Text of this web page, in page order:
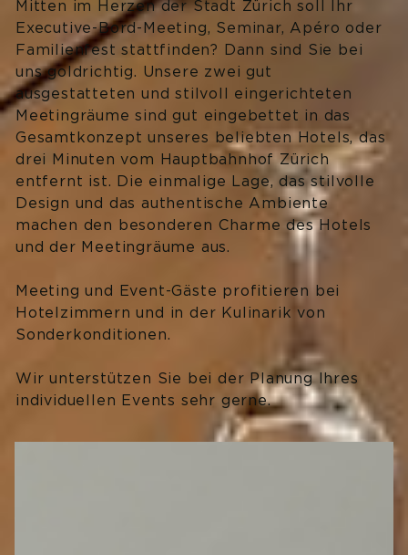
IMPRESSIONEN
Social Media
ZÜRICH ERLEBEN
Die Top 11 Sehenswürdigkeiten
Touren & Führungen
Zürich Card
GUTSCHEINE
Mitten im Herzen der Stadt Zürich soll Ihr
Executive-Bord-Meeting, Seminar, Apéro oder
Familienfest stattfinden? Dann sind Sie bei
uns goldrichtig. Unsere zwei gut
ausgestatteten und stilvoll eingerichteten
Meetingräume sind gut eingebettet in das
Gesamtkonzept unseres beliebten Hotels, das
drei Minuten vom Hauptbahnhof Zürich
entfernt ist. Die einmalige Lage, das stilvolle
Design und das authentische Ambiente
machen den besonderen Charme des Hotels
und der Meetingräume aus.
Meeting und Event-Gäste profitieren bei
Hotelzimmern und in der Kulinarik von
Sonderkonditionen.
Wir unterstützen Sie bei der Planung Ihres
individuellen Events sehr gerne.